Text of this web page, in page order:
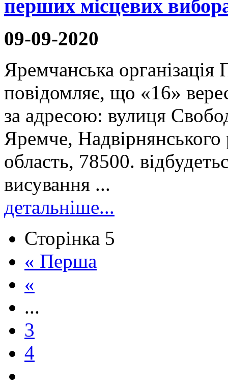
перших місцевих
09-09-2020
Яремчанська організація
повідомляє, що «16»
за адресою: вулиця
Яремче, Надвірнянського
область, 78500.
висування ...
детальніше...
Сторінка 5
« Перша
«
...
3
4